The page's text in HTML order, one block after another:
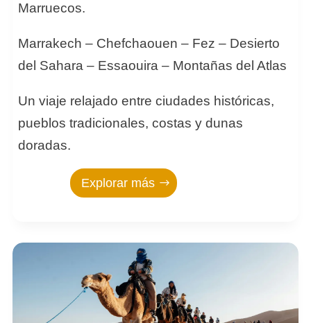
Marruecos.
Marrakech – Chefchaouen – Fez – Desierto
del Sahara – Essaouira – Montañas del Atlas
Un viaje relajado entre ciudades históricas,
pueblos tradicionales, costas y dunas
doradas.
Explorar más